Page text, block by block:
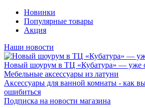
Новинки
Популярные товары
Акция
Наши новости
Новый шоурум в ТЦ «Кубатура» — уже
Мебельные аксессуары из латуни
Аксессуары для ванной комнаты - как
ошибиться
Подписка на новости магазина